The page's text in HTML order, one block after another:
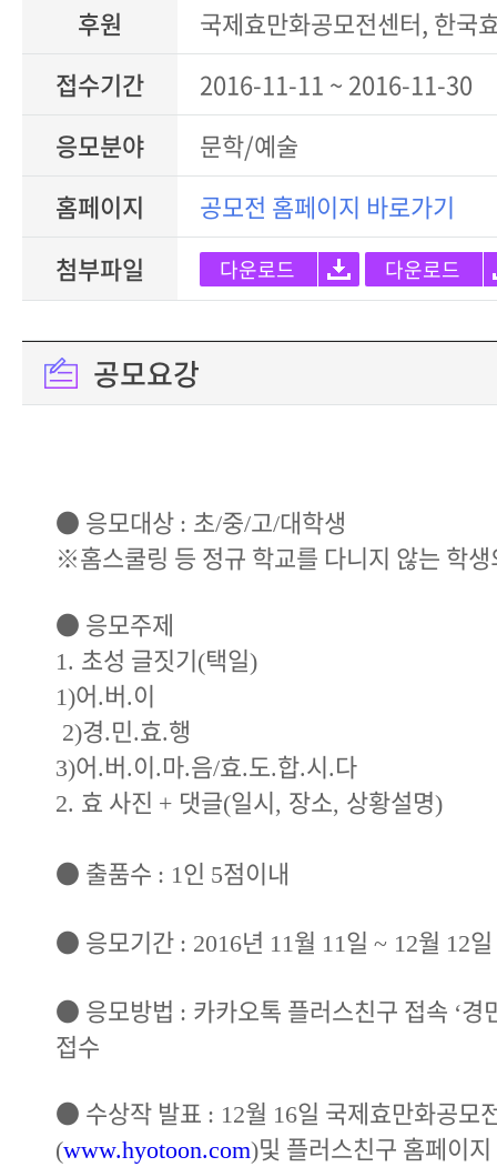
후원
국제효만화공모전센터, 한국
접수기간
2016-11-11 ~ 2016-11-30
응모분야
문학/예술
홈페이지
공모전 홈페이지 바로가기
첨부파일
다운로드 다운로드
공모요강
● 응모대상 : 초/중/고/대학생
※홈스쿨링 등 정규 학교를 다니지 않는 학
● 응모주제
1. 초성 글짓기(택일)
1)어.버.이
2)경.민.효.행
3)어.버.이.마.음/효.도.합.시.다
2. 효 사진 + 댓글(일시, 장소, 상황설명)
● 출품수 : 1인 5점이내
● 응모기간 : 2016년 11월 11일 ~ 12월 12일
● 응모방법 : 카카오톡 플러스친구 접속 ‘경
접수
● 수상작 발표 : 12월 16일 국제효만화공모
(www.hyotoon.com)및 플러스친구 홈페이